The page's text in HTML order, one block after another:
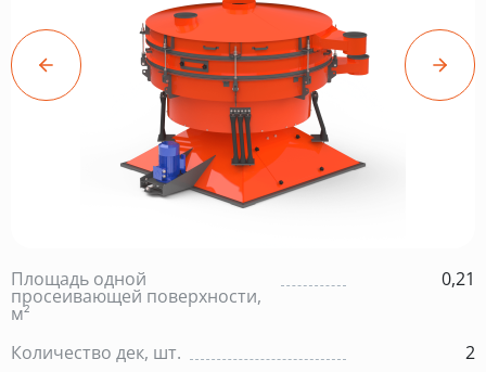
Площадь одной
просеивающей поверхности,
м²
0,21
Количество дек, шт.
2